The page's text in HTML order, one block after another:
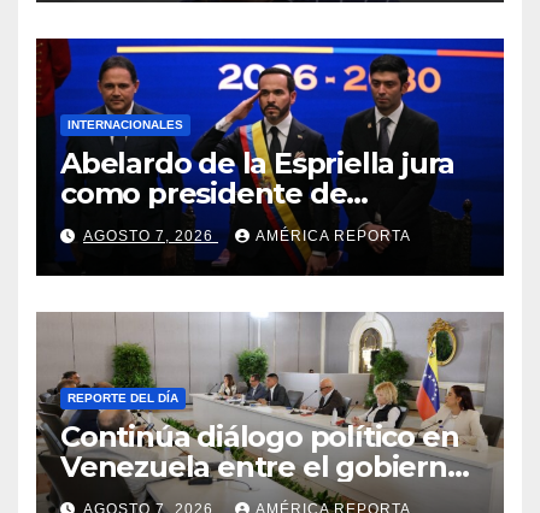
INTERNACIONALES
Abelardo de la Espriella jura
como presidente de
Colombia para el periodo
2026-2030
AGOSTO 7, 2026 AMÉRICA REPORTA
REPORTE DEL DÍA
Continúa diálogo político en
Venezuela entre el gobierno
y la oposición
AGOSTO 7, 2026 AMÉRICA REPORTA